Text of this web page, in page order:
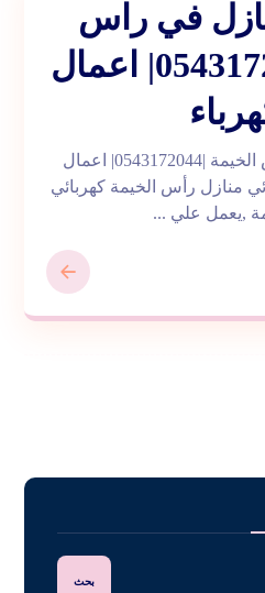
في راس
الخيمة |0543172044| اعمال
كهربائي منازل في راس الخيمة |0543172044| اعمال
منازل رأس الخيمة كهربائي
,يعمل علي ...